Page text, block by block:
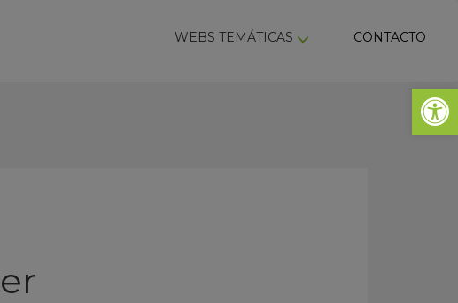
Abrir
WEBS TEMÁTICAS CONTACTO